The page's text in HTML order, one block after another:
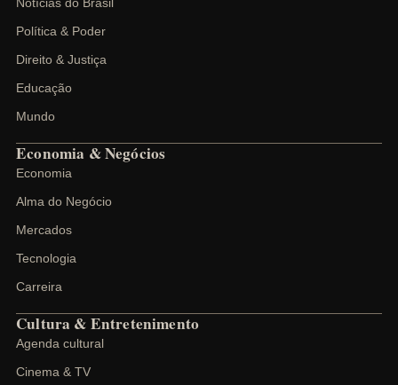
Política & Poder
Direito & Justiça
Educação
Mundo
Economia & Negócios
Economia
Alma do Negócio
Mercados
Tecnologia
Carreira
Cultura & Entretenimento
Agenda cultural
Cinema & TV